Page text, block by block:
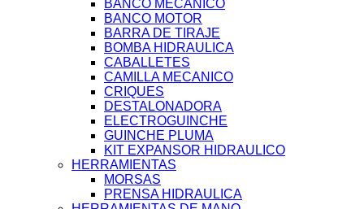
BANCO MECANICO
BANCO MOTOR
BARRA DE TIRAJE
BOMBA HIDRAULICA
CABALLETES
CAMILLA MECANICO
CRIQUES
DESTALONADORA
ELECTROGUINCHE
GUINCHE PLUMA
KIT EXPANSOR HIDRAULICO
HERRAMIENTAS
MORSAS
PRENSA HIDRAULICA